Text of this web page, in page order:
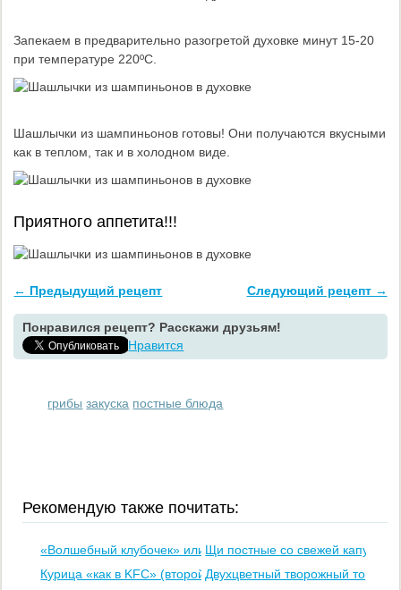
Запекаем в предварительно разогретой духовке минут 15-20
при температуре 220ºС.
Шашлычки из шампиньонов готовы! Они получаются вкусными
как в теплом, так и в холодном виде.
Приятного аппетита!!!
← Предыдущий рецепт Следующий рецепт →
Понравился рецепт? Расскажи друзьям!
Нравится
грибы закуска постные блюда
Рекомендую также почитать:
«Волшебный клубочек» или слойка с сюрпризом
Щи постные со свежей капустой
Курица «как в KFC» (второй вариант)Двухцветный творожный торт